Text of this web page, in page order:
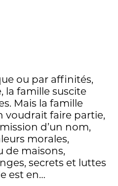
ou par affinités,
la famille suscite
Mais la famille
voudrait faire partie,
d’un nom,
morales,
de maisons,
secrets et luttes
est en…